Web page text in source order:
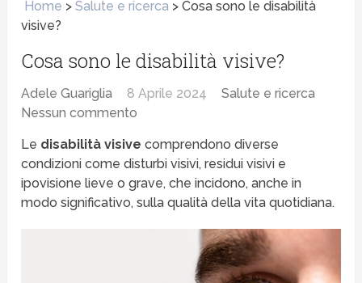
Home >Salute e ricerca >Cosa sono le disabilità
visive?
Cosa sono le disabilità visive?
Adele Guariglia 8 Aprile 2024
Salute e ricerca
Nessun commento
Le disabilità visive comprendono diverse
condizioni come disturbi visivi, residui visivi e
ipovisione lieve o grave, che incidono, anche in
modo significativo, sulla qualità della vita quotidiana.